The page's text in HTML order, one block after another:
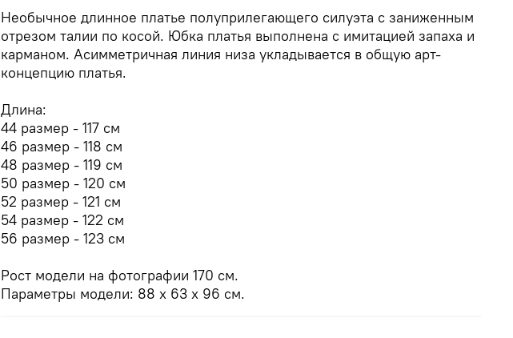
Необычное длинное платье полуприлегающего силуэта с заниженным
отрезом талии по косой. Юбка платья выполнена с имитацией запаха и
карманом. Асимметричная линия низа укладывается в общую арт-
концепцию платья.
Длина:
44 размер - 117 см
46 размер - 118 см
48 размер - 119 см
50 размер - 120 см
52 размер - 121 см
54 размер - 122 см
56 размер - 123 см
Рост модели на фотографии 170 см.
Параметры модели: 88 х 63 х 96 см.